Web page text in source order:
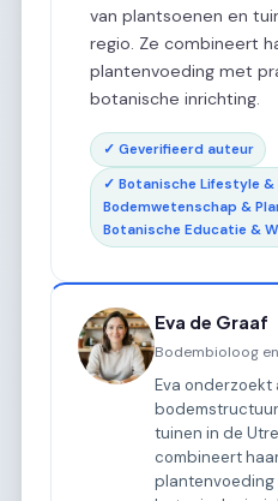
van plantsoenen en
regio. Ze combineert
plantenvoeding met
botanische inrichting.
✓ Geverifieerd auteur
✓ Botanische Lifestyle &
Bodemwetenschap &
Botanische Educatie &
Eva de Graaf
Bodembioloog
Eva onderzoekt
tuinen in de
combineert
plantenvoeding